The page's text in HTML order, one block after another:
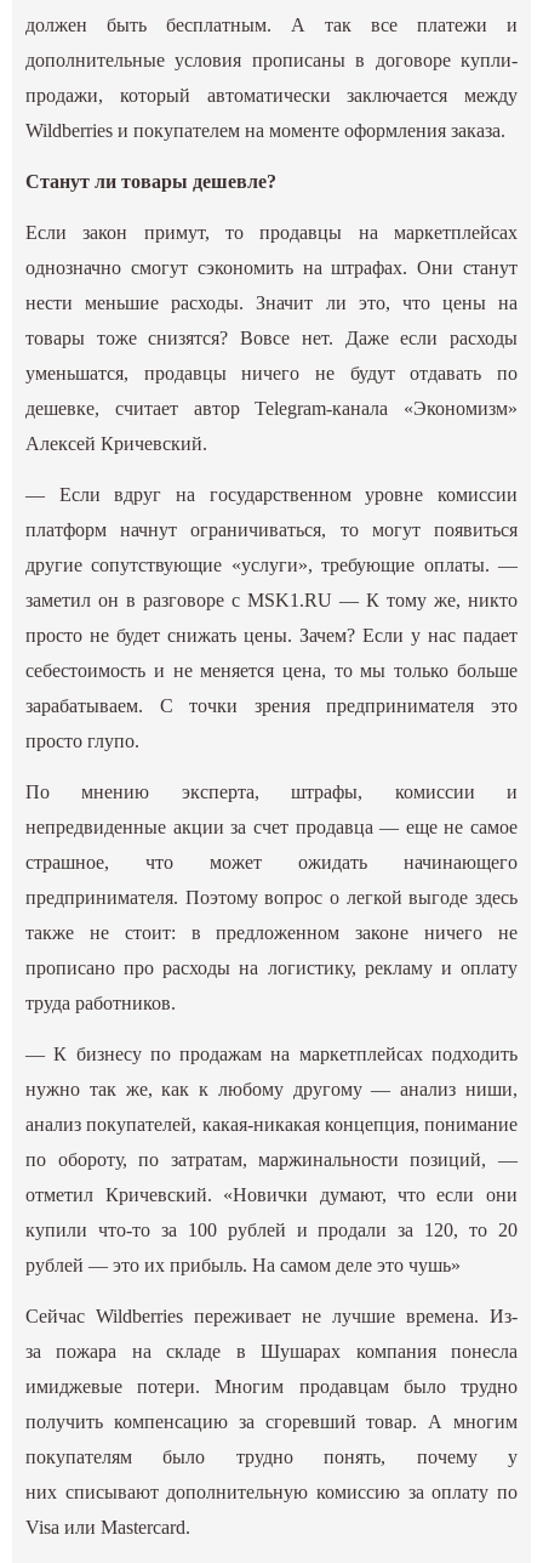
должен быть бесплатным. А так все платежи и
дополнительные условия прописаны в договоре купли-
продажи, который автоматически заключается между
Wildberries и покупателем на моменте оформления заказа.
Станут ли товары дешевле?
Если закон примут, то продавцы на маркетплейсах
однозначно смогут сэкономить на штрафах. Они станут
нести меньшие расходы. Значит ли это, что цены на
товары тоже снизятся? Вовсе нет. Даже если расходы
уменьшатся, продавцы ничего не будут отдавать по
дешевке, считает автор Telegram-канала «Экономизм»
Алексей Кричевский.
— Если вдруг на государственном уровне комиссии
платформ начнут ограничиваться, то могут появиться
другие сопутствующие «услуги», требующие оплаты. —
заметил он в разговоре с MSK1.RU — К тому же, никто
просто не будет снижать цены. Зачем? Если у нас падает
себестоимость и не меняется цена, то мы только больше
зарабатываем. С точки зрения предпринимателя это
просто глупо.
По мнению эксперта, штрафы, комиссии и
непредвиденные акции за счет продавца — еще не самое
страшное, что может ожидать начинающего
предпринимателя. Поэтому вопрос о легкой выгоде здесь
также не стоит: в предложенном законе ничего не
прописано про расходы на логистику, рекламу и оплату
труда работников.
— К бизнесу по продажам на маркетплейсах подходить
нужно так же, как к любому другому — анализ ниши,
анализ покупателей, какая-никакая концепция, понимание
по обороту, по затратам, маржинальности позиций, —
отметил Кричевский. «Новички думают, что если они
купили что-то за 100 рублей и продали за 120, то 20
рублей — это их прибыль. На самом деле это чушь»
Сейчас Wildberries переживает не лучшие времена. Из-
за пожара на складе в Шушарах компания понесла
имиджевые потери. Многим продавцам было трудно
получить компенсацию за сгоревший товар. А многим
покупателям было трудно понять, почему у
них списывают дополнительную комиссию за оплату по
Visa или Mastercard.